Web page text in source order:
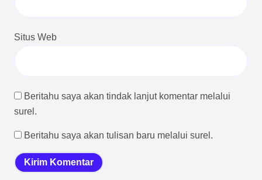
Situs Web
Beritahu saya akan tindak lanjut komentar melalui
surel.
Beritahu saya akan tulisan baru melalui surel.